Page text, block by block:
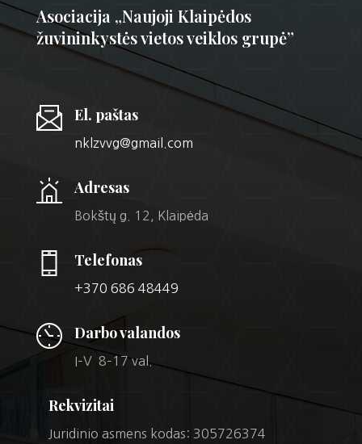
Asociacija „Naujoji Klaipėdos
žuvininkystės vietos veiklos grupė”
El. paštas
nklzvvg@gmail.com
Adresas
Bokštų g. 12, Klaipėda
Telefonas
+370 686 48449
Darbo valandos
I–V 8–17 val.
Rekvizitai
Juridinio asmens kodas: 305726374